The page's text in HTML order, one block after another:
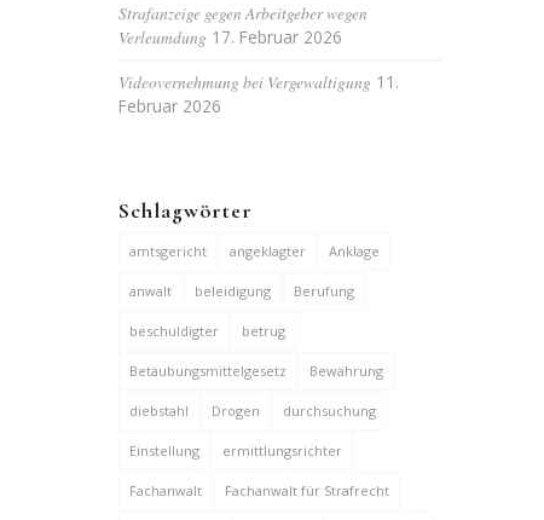
Strafanzeige gegen Arbeitgeber wegen
Verleumdung 17. Februar 2026
Videovernehmung bei Vergewaltigung 11.
Februar 2026
Schlagwörter
amtsgericht angeklagter Anklage
anwalt beleidigung Berufung
beschuldigter betrug
Betäubungsmittelgesetz Bewährung
diebstahl Drogen durchsuchung
Einstellung ermittlungsrichter
Fachanwalt Fachanwalt für Strafrecht